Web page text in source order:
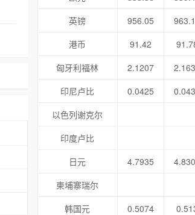
英镑
956.05
港币
91.42
匈牙利福林
2.1207
印尼卢比
0.0425
以色列谢克尔
印度卢比
日元
4.7935
柬埔寨瑞尔
韩国元
0.5074